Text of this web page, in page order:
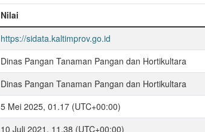
Nilai
https://sidata.kaltimprov.go.id
Dinas Pangan Tanaman Pangan dan Hortikultara
Dinas Pangan Tanaman Pangan dan Hortikultara
5 Mei 2025, 01.17 (UTC+00:00)
10 Juli 2021, 11.38 (UTC+00:00)